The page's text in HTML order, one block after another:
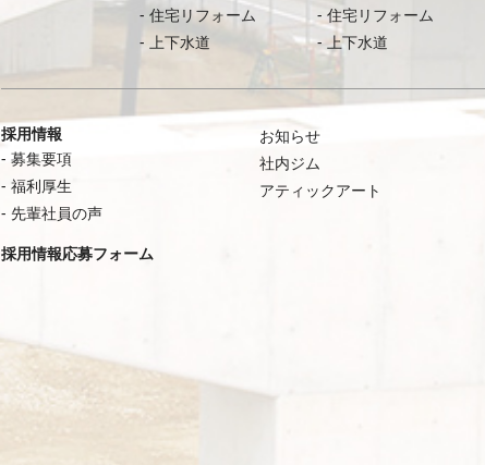
住宅リフォーム
上下水道
住宅リフォーム
上下水道
採用情報
募集要項
福利厚生
先輩社員の声
採用情報応募フォーム
お知らせ
社内ジム
アティックアート